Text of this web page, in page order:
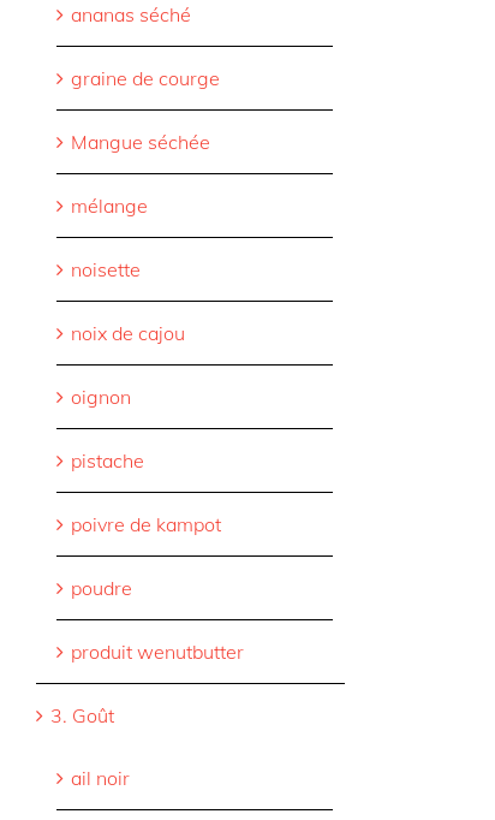
ananas séché
graine de courge
Mangue séchée
mélange
noisette
noix de cajou
oignon
pistache
poivre de kampot
poudre
produit wenutbutter
3. Goût
ail noir